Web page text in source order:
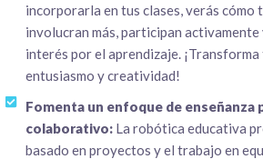
incorporarla en tus clases, verás cómo
involucran más, participan activamente
interés por el aprendizaje. ¡Transforma
entusiasmo y creatividad!
Fomenta un enfoque de enseñanza
colaborativo:La robótica educativa
basado en proyectos y el trabajo en